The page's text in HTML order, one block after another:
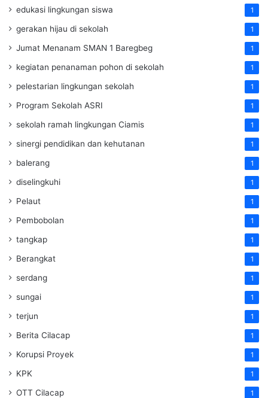
edukasi lingkungan siswa 1
gerakan hijau di sekolah 1
Jumat Menanam SMAN 1 Baregbeg 1
kegiatan penanaman pohon di sekolah 1
pelestarian lingkungan sekolah 1
Program Sekolah ASRI 1
sekolah ramah lingkungan Ciamis 1
sinergi pendidikan dan kehutanan 1
balerang 1
diselingkuhi 1
Pelaut 1
Pembobolan 1
tangkap 1
Berangkat 1
serdang 1
sungai 1
terjun 1
Berita Cilacap 1
Korupsi Proyek 1
KPK 1
OTT Cilacap 1